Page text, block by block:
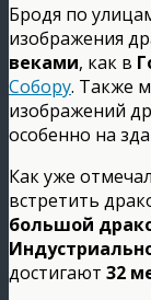
Бродя по
изображения
веками, как в
Собору. Также
изображений
особенно на
Как уже
встретить
большой
достигают 32